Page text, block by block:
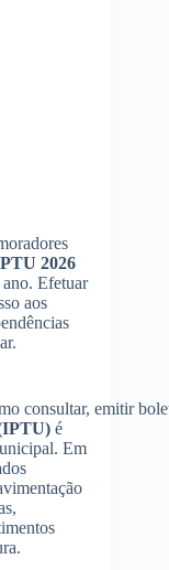
2026
Efetuar
aos
consultar, emitir
é
Em